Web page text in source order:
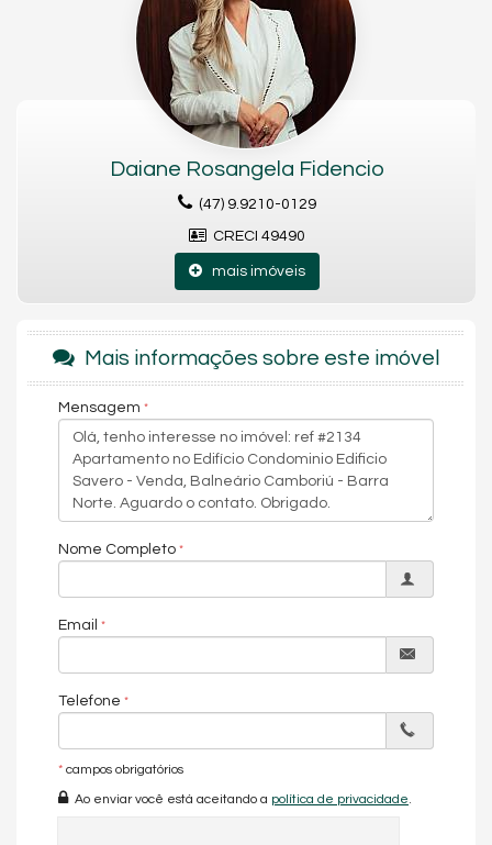
4 vagas de garagem;
Acabamentos de alto padrão;
Empreendimento com área de lazer completa;
Localização privilegiada .
Lavabo
Sala para 3 Ambientes
Suíte Master
Vista Mar
Móveis Planejados
Características do Empreendimento
Salão de Festas
Elevador
Entrada para Banhistas
Daiane Rosangela Fidencio
(47) 9.9210-0129
CRECI 49490
mais imóveis
Mais informações sobre este imóvel
Mensagem
Nome Completo
Email
Telefone
* campos obrigatórios
Ao enviar você está aceitando a política de privacidade